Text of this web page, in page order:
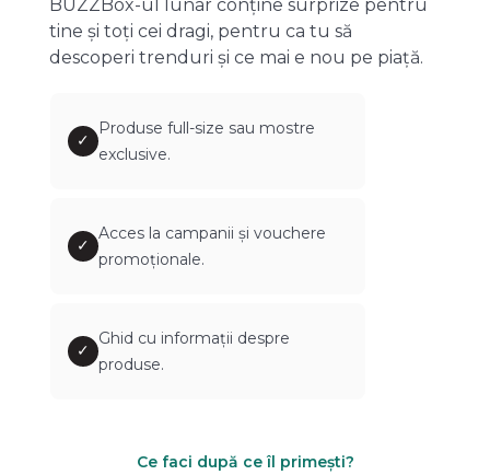
BUZZBox-ul lunar conține surprize pentru
tine și toți cei dragi, pentru ca tu să
descoperi trenduri și ce mai e nou pe piață.
✓
Produse full-size sau mostre
exclusive.
✓
Acces la campanii și vouchere
promoționale.
✓
Ghid cu informații despre
produse.
Ce faci după ce îl primești?